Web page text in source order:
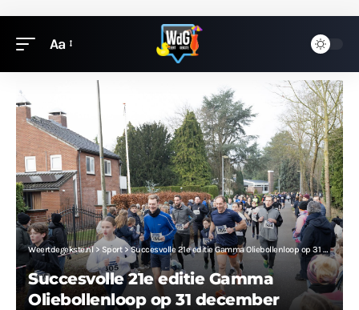
Aa
Weertdegekste.nl> Sport>Succesvolle 21e editie Gamma Oliebollenloop op 31 december
Succesvolle 21e editie Gamma
Oliebollenloop op 31 december